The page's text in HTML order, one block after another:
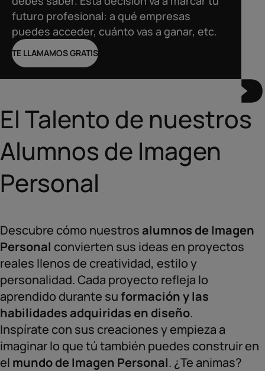
futuro profesional: a qué empresas
puedes acceder, cuánto vas a ganar, etc.
TE LLAMAMOS GRATIS
El Talento de nuestros
Alumnos de Imagen
Personal
Descubre cómo nuestros alumnos de Imagen
Personal convierten sus ideas en proyectos
reales llenos de creatividad, estilo y
personalidad. Cada proyecto refleja lo
aprendido durante suformación y las
habilidades adquiridas en diseño.
Inspírate con sus creaciones y empieza a
imaginar lo que tú también puedes construir en
el mundo de Imagen Personal. ¿Te animas?